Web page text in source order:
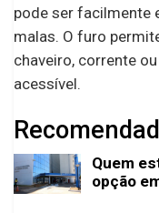
pode ser facilmente
malas. O furo
chaveiro, corrente
acessível.
Quem
opção